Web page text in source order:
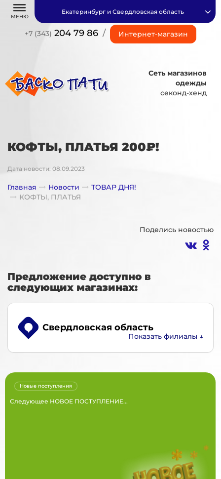
МЕНЮ
+7 (343) 204 79 86 / Интернет-магазин
Екатеринбург и Свердловская область
Сеть магазинов
одежды
секонд-хенд
КОФТЫ, ПЛАТЬЯ 200₽!
Дата новости: 08.09.2023
Главная Новости
ТОВАР ДНЯ!
КОФТЫ, ПЛАТЬЯ
Поделись новостью
Предложение доступно в
следующих магазинах:
Свердловская область
Следующее НОВОЕ ПОСТУПЛЕНИЕ...
Новые поступления